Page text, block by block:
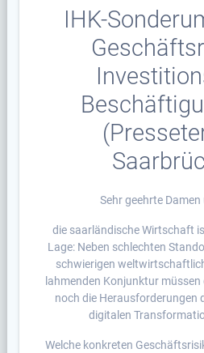
IHK-
Sehr geehrte Damen
die saarländische Wirtschaft
Lage: Neben schlechten
schwierigen
lahmenden Konjunktur
noch die Herausforderungen
digitalen
Welche konkreten